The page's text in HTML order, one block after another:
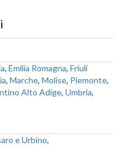
, Emilia Romagna, Friuli
, Marche, Molise, Piemonte,
Alto Adige, Umbria,
e Urbino,